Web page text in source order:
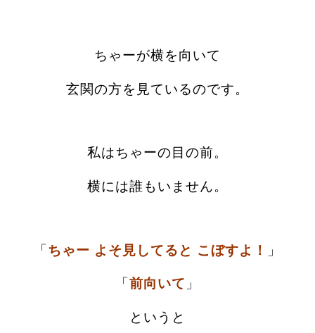
ちゃーが横を向いて
玄関の方を見ているのです。
私はちゃーの目の前。
横には誰もいません。
「ちゃー よそ見してると こぼすよ！ 」
「 前向いて 」
というと